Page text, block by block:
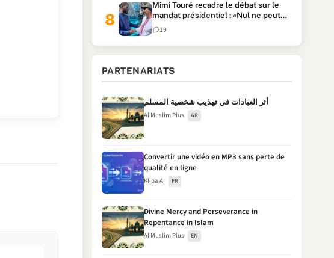
Mimi Touré recadre le débat sur le
mandat présidentiel : «Nul ne peut
faire plus de deux mandats
consécutifs de 5 ans»
19
PARTENARIATS
أثر العبادات في تهذيب شخصية المسلم
Al Muslim Plus AR
Convertir une vidéo en MP3 sans perte de
qualité en ligne
Klipa AI FR
Divine Mercy and Perseverance in
Repentance in Islam
Al Muslim Plus EN